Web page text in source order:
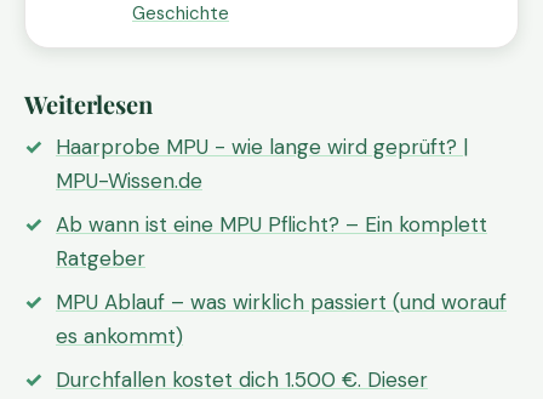
Geschichte
Weiterlesen
Haarprobe MPU - wie lange wird geprüft? |
MPU-Wissen.de
Ab wann ist eine MPU Pflicht? – Ein komplett
Ratgeber
MPU Ablauf – was wirklich passiert (und worauf
es ankommt)
Durchfallen kostet dich 1.500 €. Dieser